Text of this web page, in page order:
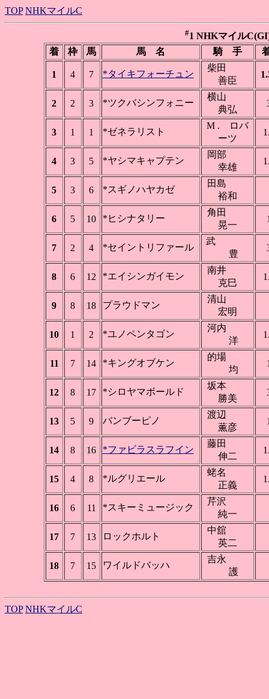
TOP NHKマイルC
#1 NHKマイル
着
枠 馬 馬 名 騎 手
1 4 7 *タイキフォーチュン
柴田
善臣
2 2 3 *ツクバシンフォニー
横山
典弘
3 1 1 *ゼネラリスト
M . ロバ
ーツ
4 3 5 *ヤシマキャプテン
岡部
幸雄
5 3 6 *スギノハヤカゼ
田島
裕和
6 5 10 *ヒシナタリー
角田
晃一
7 2 4 *セイントリファール
武
豊
8 6 12 *エイシンガイモン
南井
克巳
9 8 18 プラウドマン
清山
宏明
10 1 2 *ユノペンタゴン
河内
洋
11 7 14 *キングオブケン
的場
均
12 8 17 *シロヤマボールド
坂本
勝美
13 5 9 バンブーピノ
渡辺
薫彦
14 8 16 *ファビラスラフイン
藤田
伸二
15 4 8 *ルグリエール
蛯名
正義
16 6 11 *スキーミュージック
芹沢
純一
17 7 13 ロックホルト
中舘
英二
18 7 15 ワイルドバッハ
吉永
護
TOP NHKマイルC